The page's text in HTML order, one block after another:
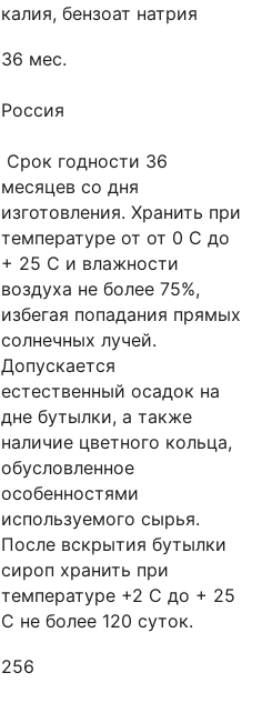
калия, бензоат натрия
36 мес.
Россия
Срок годности 36
месяцев со дня
изготовления. Хранить при
температуре от от 0 С до
+ 25 С и влажности
воздуха не более 75%,
избегая попадания прямых
солнечных лучей.
Допускается
естественный осадок на
дне бутылки, а также
наличие цветного кольца,
обусловленное
особенностями
используемого сырья.
После вскрытия бутылки
сироп хранить при
температуре +2 С до + 25
С не более 120 суток.
256